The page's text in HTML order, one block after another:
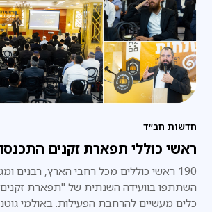
חדשות חב״ד
ראשי כוללי תפארת זקנים התכנסו
190 ראשי כוללים מכל רחבי הארץ, רבנים
השתתפו בוועידה השנתית של "תפארת זקנים
כלים מעשיים להרחבת הפעילות. באולמי